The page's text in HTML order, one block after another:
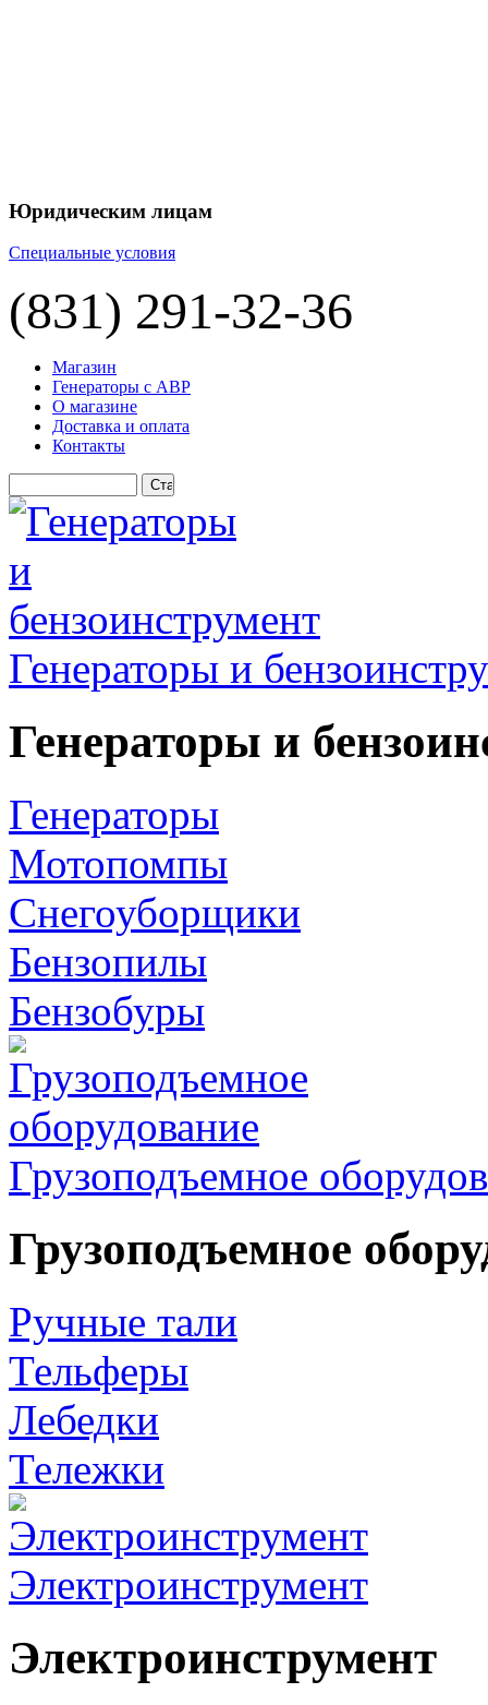
Юридическим лицам
Специальные условия
(831) 291-32-36
Магазин
Генераторы с АВР
О магазине
Доставка и оплата
Контакты
Генераторы и
Генераторы и
Генераторы
Мотопомпы
Снегоуборщики
Бензопилы
Бензобуры
Грузоподъемное
Грузоподъемное
Ручные тали
Тельферы
Лебедки
Тележки
Электроинструмент
Электроинструмент